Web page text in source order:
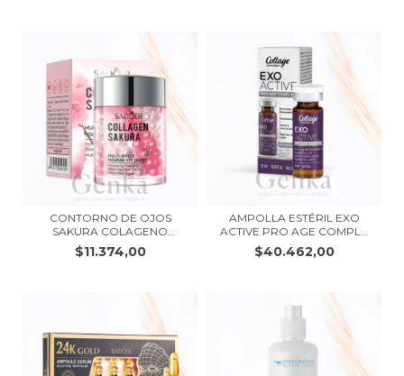
CONTORNO DE OJOS
SAKURA COLAGENO
MULTIEF...
$11.374,00
AMPOLLA ESTÉRIL EXO
ACTIVE PRO AGE COMPL...
$40.462,00